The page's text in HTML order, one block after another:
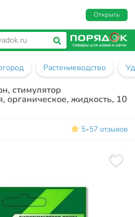
Открыть
Растениеводство
стимулятор
органическое, жидкость, 10
5•57 отзывов